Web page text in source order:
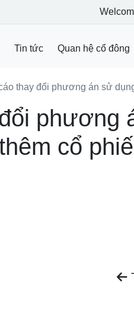
Tin tức Quan hệ cổ đông
Đại hội đồng cổ
thay đổi phương án sử
phương
cổ